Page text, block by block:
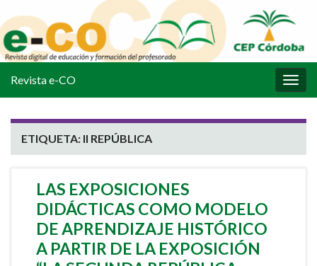
la
Revista e-CO
ETIQUETA: II REPÚBLICA
LAS EXPOSICIONES
DIDÁCTICAS COMO MODELO
DE APRENDIZAJE HISTÓRICO
A PARTIR DE LA EXPOSICIÓN